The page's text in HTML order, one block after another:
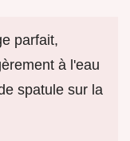
parfait,
à l'eau
spatule sur la